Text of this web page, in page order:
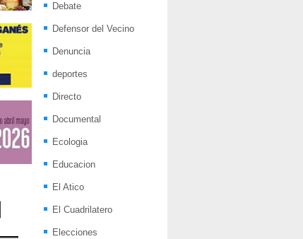
Debate
Defensor del Vecino
Denuncia
deportes
Directo
Documental
Ecologia
Educacion
El Atico
El Cuadrilatero
Elecciones